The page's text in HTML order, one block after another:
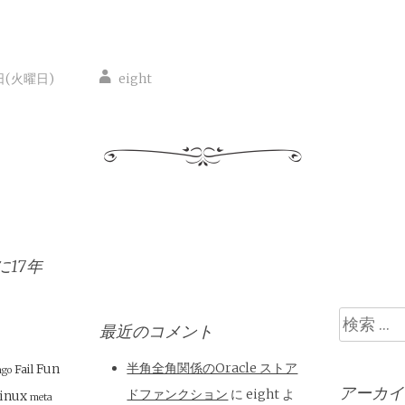
(火曜日) eight
17年
Fail Fun
meta
最近のコメント
半角全角関係のOracle ストア
ドファンクション にeight よ
検
索
アーカ